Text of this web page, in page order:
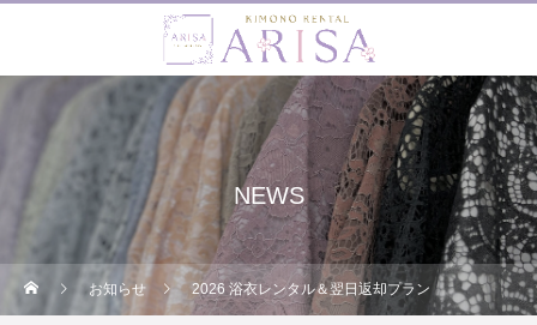
NEWS
お知らせ 2026 浴衣レンタル＆翌日返却プラン